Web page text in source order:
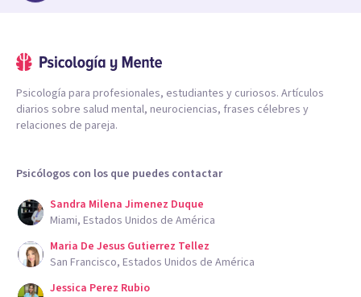
Psicología para profesionales, estudiantes y curiosos. Artículos
diarios sobre salud mental, neurociencias, frases célebres y
relaciones de pareja.
Psicólogos con los que puedes contactar
Sandra Milena Jimenez Duque
Miami, Estados Unidos de América
Maria De Jesus Gutierrez Tellez
San Francisco, Estados Unidos de América
Jessica Perez Rubio